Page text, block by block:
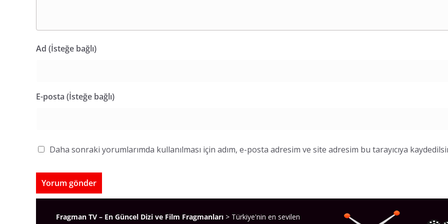
Ad (İsteğe bağlı)
E-posta (İsteğe bağlı)
Daha sonraki yorumlarımda kullanılması için adım, e-posta adresim ve site adresim bu tarayıcıya
Fragman TV – En Güncel Dizi ve Film Fragmanları > Türkiye'nin en sevilen